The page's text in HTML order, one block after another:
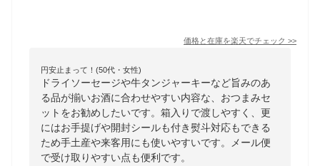
価格と在庫を楽天でチェック >>
円安止まって！(50代・女性)
ドライソーセージや牛タンジャーキーなど旨みのあ
る品が揃いお酒に合わせやすい内容な、おつまみセ
ットをお勧めしたいです。箱入りで渡しやすく、更
にはお手提げや開封シールも付き熨斗対応もできる
ため手土産や来客用にも使いやすいです。メール便
で受け取りやすい点も便利です。